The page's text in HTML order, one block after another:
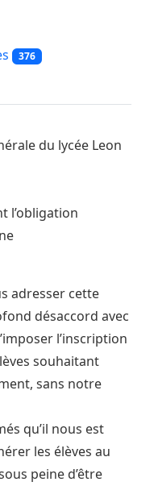
376
du lycée Leon
l’obligation
adresser cette
désaccord avec
l’inscription
souhaitant
sans notre
qu’il nous est
les élèves au
peine d’être